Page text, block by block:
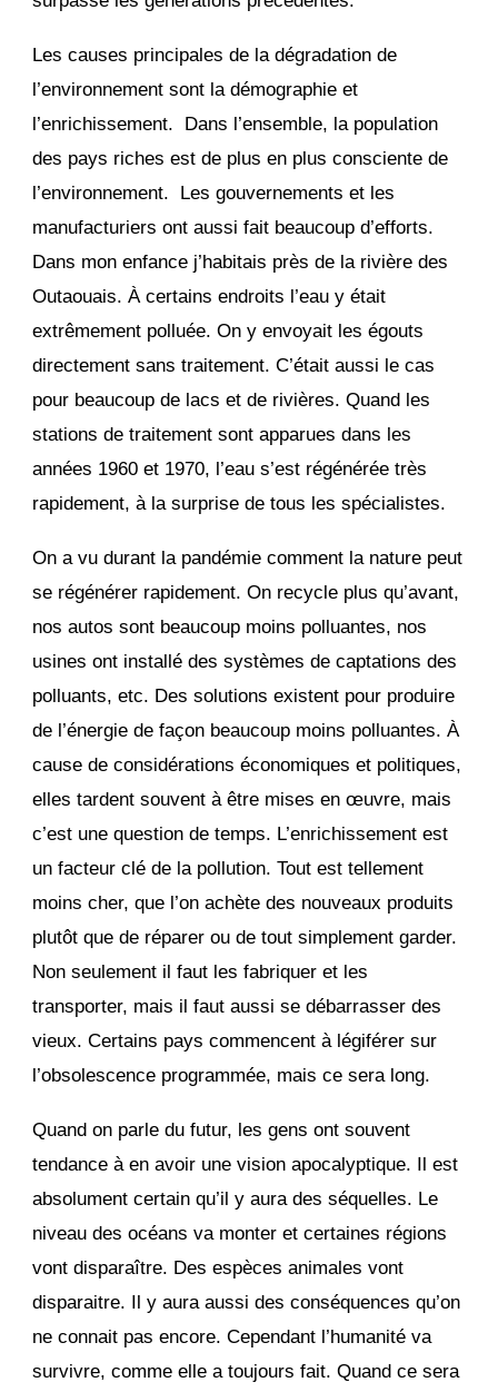
Les causes principales de la dégradation de
l’environnement sont la démographie et
l’enrichissement. Dans l’ensemble, la population
des pays riches est de plus en plus consciente de
l’environnement. Les gouvernements et les
manufacturiers ont aussi fait beaucoup d’efforts.
Dans mon enfance j’habitais près de la rivière des
Outaouais. À certains endroits l’eau y était
extrêmement polluée. On y envoyait les égouts
directement sans traitement. C’était aussi le cas
pour beaucoup de lacs et de rivières. Quand les
stations de traitement sont apparues dans les
années 1960 et 1970, l’eau s’est régénérée très
rapidement, à la surprise de tous les spécialistes.
On a vu durant la pandémie comment la nature peut
se régénérer rapidement. On recycle plus qu’avant,
nos autos sont beaucoup moins polluantes, nos
usines ont installé des systèmes de captations des
polluants, etc. Des solutions existent pour produire
de l’énergie de façon beaucoup moins polluantes. À
cause de considérations économiques et politiques,
elles tardent souvent à être mises en œuvre, mais
c’est une question de temps. L’enrichissement est
un facteur clé de la pollution. Tout est tellement
moins cher, que l’on achète des nouveaux produits
plutôt que de réparer ou de tout simplement garder.
Non seulement il faut les fabriquer et les
transporter, mais il faut aussi se débarrasser des
vieux. Certains pays commencent à légiférer sur
l’obsolescence programmée, mais ce sera long.
Quand on parle du futur, les gens ont souvent
tendance à en avoir une vision apocalyptique. Il est
absolument certain qu’il y aura des séquelles. Le
niveau des océans va monter et certaines régions
vont disparaître. Des espèces animales vont
disparaitre. Il y aura aussi des conséquences qu’on
ne connait pas encore. Cependant l’humanité va
survivre, comme elle a toujours fait. Quand ce sera